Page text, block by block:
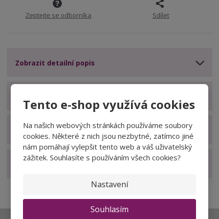
Tento e-shop využívá cookies
Na našich webových stránkách používáme soubory
cookies. Některé z nich jsou nezbytné, zatímco jiné
nám pomáhají vylepšit tento web a váš uživatelský
zážitek. Souhlasíte s používáním všech cookies?
Nastavení
Souhlasím
Zeptejte se odborníka Sdílet
Zobrazit detailní popis
Zobrazit hodnocení produktu
Zobrazit související produkty